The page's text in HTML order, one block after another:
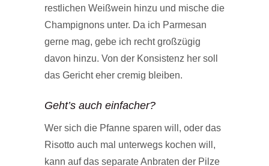
restlichen Weißwein hinzu und mische die
Champignons unter. Da ich Parmesan
gerne mag, gebe ich recht großzügig
davon hinzu. Von der Konsistenz her soll
das Gericht eher cremig bleiben.
Geht’s auch einfacher?
Wer sich die Pfanne sparen will, oder das
Risotto auch mal unterwegs kochen will,
kann auf das separate Anbraten der Pilze